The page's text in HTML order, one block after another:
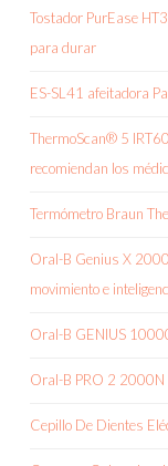
Tostador PurEase
para durar
ES-SL41 afeitadora
ThermoScan® 5
recomiendan los
Termómetro Braun
Oral-B Genius X
movimiento e
Oral-B GENIUS
Oral-B PRO 2 2000N
Cepillo De Dientes